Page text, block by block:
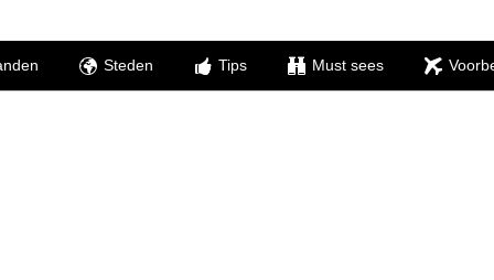
Steden Tips Must sees